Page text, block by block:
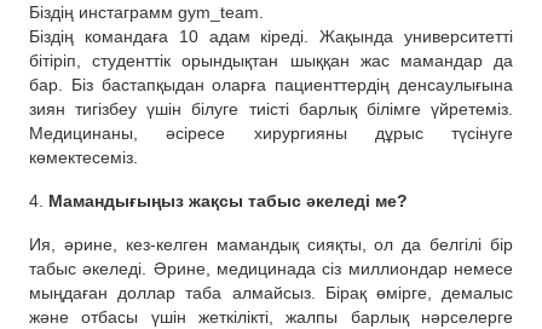
Біздің инстаграмм gym_team.
Біздің командаға 10 адам кіреді. Жақында университетті
бітіріп, студенттік орындықтан шыққан жас мамандар да
бар. Біз бастапқыдан оларға пациенттердің денсаулығына
зиян тигізбеу үшін білуге тиісті барлық білімге үйретеміз.
Медицинаны, әсіресе хирургияны дұрыс түсінуге
көмектесеміз.
4. Мамандығыңыз жақсы табыс әкеледі ме?
Ия, әрине, кез-келген мамандық сияқты, ол да белгілі бір
табыс әкеледі. Әрине, медицинада сіз миллиондар немесе
мыңдаған доллар таба алмайсыз. Бірақ өмірге, демалыс
және отбасы үшін жеткілікті, жалпы барлық нәрселерге